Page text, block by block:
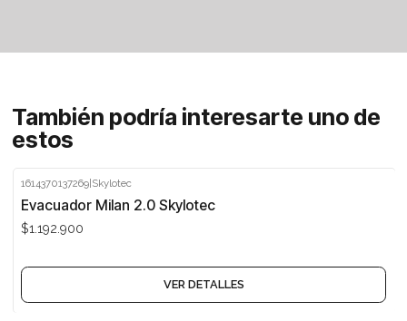
También podría interesarte uno de
estos
Agotado
1614370137269|Skylotec
Evacuador Milan 2.0 Skylotec
$1.192.900
VER DETALLES